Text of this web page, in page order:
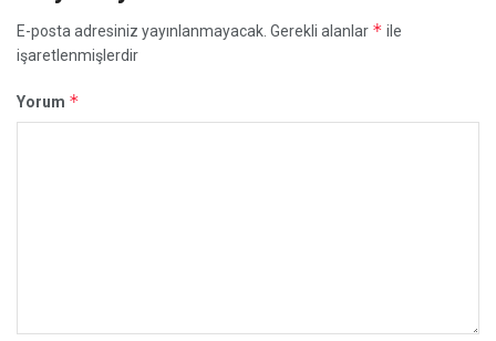
E-posta adresiniz yayınlanmayacak. Gerekli alanlar * ile
işaretlenmişlerdir
Yorum *